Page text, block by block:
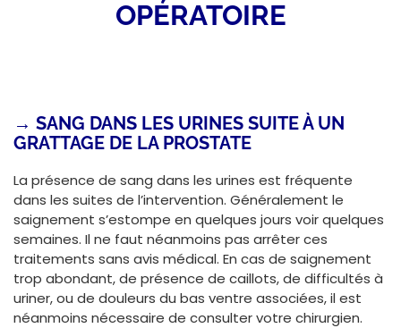
OPÉRATOIRE
→ SANG DANS LES URINES SUITE À UN
GRATTAGE DE LA PROSTATE
La présence de sang dans les urines est fréquente
dans les suites de l’intervention. Généralement le
saignement s’estompe en quelques jours voir quelques
semaines. Il ne faut néanmoins pas arrêter ces
traitements sans avis médical. En cas de saignement
trop abondant, de présence de caillots, de difficultés à
uriner, ou de douleurs du bas ventre associées, il est
néanmoins nécessaire de consulter votre chirurgien.